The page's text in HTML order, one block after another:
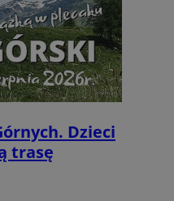
Dzieci
trasę